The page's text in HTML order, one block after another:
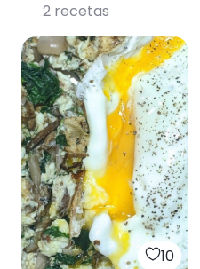
2 recetas
10